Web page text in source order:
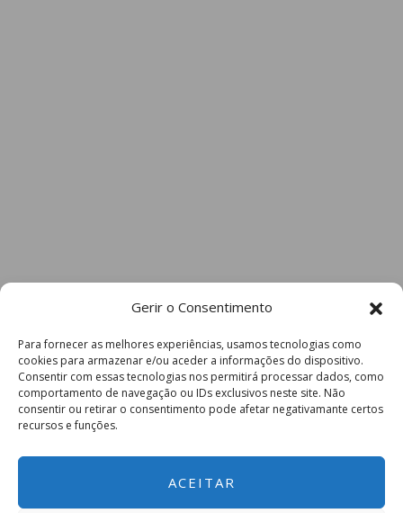
Gerir o Consentimento
Para fornecer as melhores experiências, usamos tecnologias como
cookies para armazenar e/ou aceder a informações do dispositivo.
Consentir com essas tecnologias nos permitirá processar dados, como
comportamento de navegação ou IDs exclusivos neste site. Não
consentir ou retirar o consentimento pode afetar negativamante certos
recursos e funções.
ACEITAR